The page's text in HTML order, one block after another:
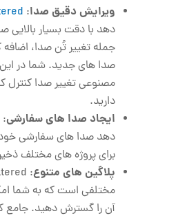
ویرایش دقیق صدا:
‌دهد با دقت بسیار بالایی
جمله تغییر تُن صدا، اضافه
صدا های جدید. شما در
مصنوعی تغییر صدا کنترل
دارید.
ایجاد صدا های سفارشی:
‌دهد صدا های سفارشی خود
برای پروژه‌ های مختلف
پلاگین‌ های متنوع
مختلفی است که به شما
آن را گسترش دهید. جامع